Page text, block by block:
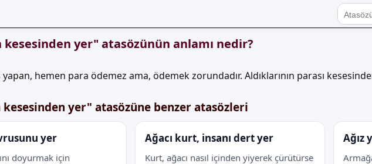
kesesinden yer" atasözünün anlamı nedir?
yapan, hemen para ödemez ama, ödemek zorundadır. Aldıklarının parası
yer" atasözüne benzer atasözleri
yer
doyurmak için
Ağacı kurt, insanı dert yer
Kurt, ağacı nasıl içinden yiyerek çürütürse
Ağız